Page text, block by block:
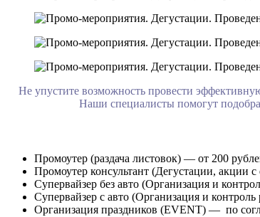
Не упустите возможность провести
Наши специалисты помогут
Промоутер (раздача листовок) — от 200
Промоутер консультант (Дегустации, акции
Супервайзер без авто (Организация и
Супервайзер с авто (Организация и
Организация праздников (EVENT) — по